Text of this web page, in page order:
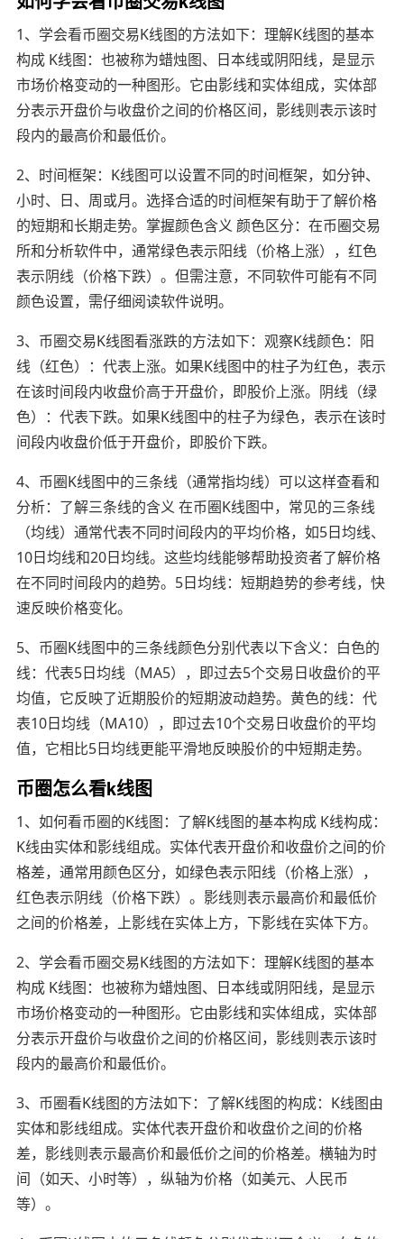
1、学会看币圈交易K线图的方法如下：理解K线图的基本
构成 K线图：也被称为蜡烛图、日本线或阴阳线，是显示
市场价格变动的一种图形。它由影线和实体组成，实体部
分表示开盘价与收盘价之间的价格区间，影线则表示该时
段内的最高价和最低价。
2、时间框架：K线图可以设置不同的时间框架，如分钟、
小时、日、周或月。选择合适的时间框架有助于了解价格
的短期和长期走势。掌握颜色含义 颜色区分：在币圈交易
所和分析软件中，通常绿色表示阳线（价格上涨），红色
表示阴线（价格下跌）。但需注意，不同软件可能有不同
颜色设置，需仔细阅读软件说明。
3、币圈交易K线图看涨跌的方法如下：观察K线颜色：阳
线（红色）：代表上涨。如果K线图中的柱子为红色，表示
在该时间段内收盘价高于开盘价，即股价上涨。阴线（绿
色）：代表下跌。如果K线图中的柱子为绿色，表示在该时
间段内收盘价低于开盘价，即股价下跌。
4、币圈K线图中的三条线（通常指均线）可以这样查看和
分析：了解三条线的含义 在币圈K线图中，常见的三条线
（均线）通常代表不同时间段内的平均价格，如5日均线、
10日均线和20日均线。这些均线能够帮助投资者了解价格
在不同时间段内的趋势。5日均线：短期趋势的参考线，快
速反映价格变化。
5、币圈K线图中的三条线颜色分别代表以下含义：白色的
线：代表5日均线（MA5），即过去5个交易日收盘价的平
均值，它反映了近期股价的短期波动趋势。黄色的线：代
表10日均线（MA10），即过去10个交易日收盘价的平均
值，它相比5日均线更能平滑地反映股价的中短期走势。
币圈怎么看k线图
1、如何看币圈的K线图：了解K线图的基本构成 K线构成：
K线由实体和影线组成。实体代表开盘价和收盘价之间的价
格差，通常用颜色区分，如绿色表示阳线（价格上涨），
红色表示阴线（价格下跌）。影线则表示最高价和最低价
之间的价格差，上影线在实体上方，下影线在实体下方。
2、学会看币圈交易K线图的方法如下：理解K线图的基本
构成 K线图：也被称为蜡烛图、日本线或阴阳线，是显示
市场价格变动的一种图形。它由影线和实体组成，实体部
分表示开盘价与收盘价之间的价格区间，影线则表示该时
段内的最高价和最低价。
3、币圈看K线图的方法如下：了解K线图的构成：K线图由
实体和影线组成。实体代表开盘价和收盘价之间的价格
差，影线则表示最高价和最低价之间的价格差。横轴为时
间（如天、小时等），纵轴为价格（如美元、人民币
等）。